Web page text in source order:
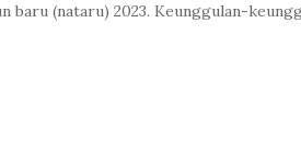
baru (nataru) 2023. Keunggulan-